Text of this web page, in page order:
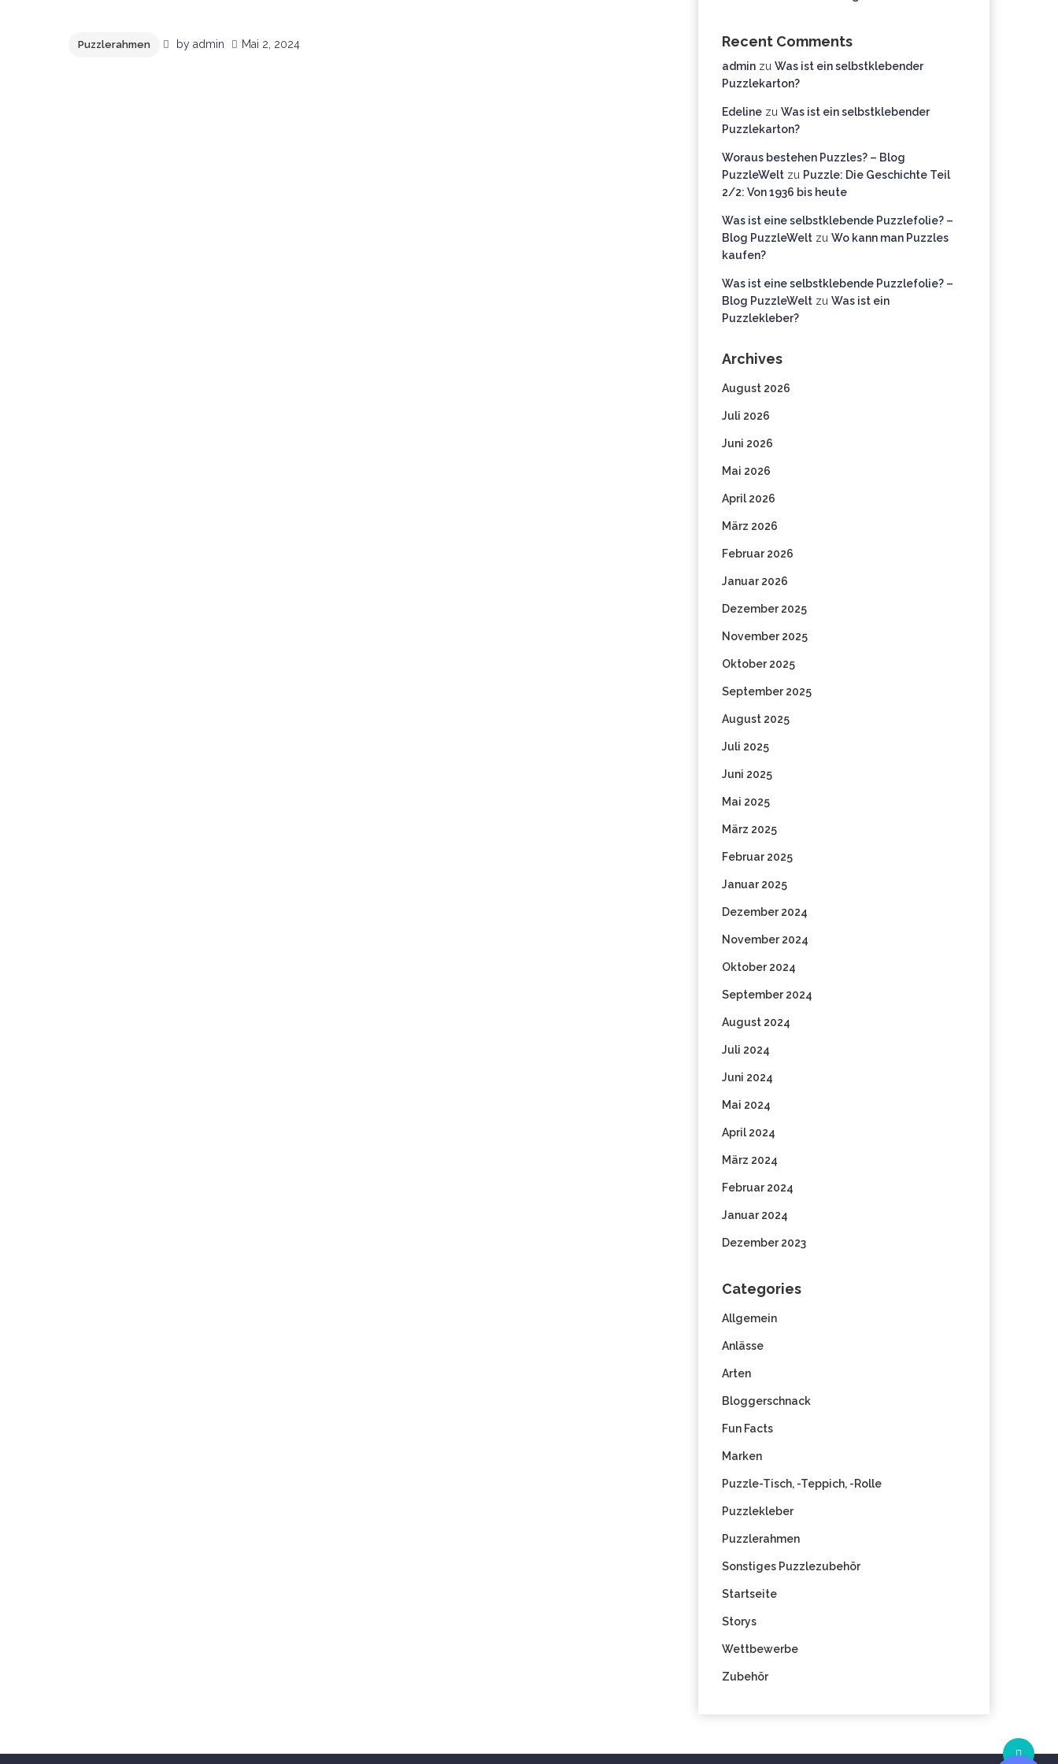
Puzzlerahmen by admin Mai 2, 2024 Recent Comments
admin zu Was ist ein selbstklebender
Puzzlekarton?
Edeline zu Was ist ein selbstklebender
Puzzlekarton?
Woraus bestehen Puzzles? – Blog
PuzzleWelt zu Puzzle: Die Geschichte Teil
2/2: Von 1936 bis heute
Was ist eine selbstklebende Puzzlefolie? –
Blog PuzzleWelt zu Wo kann man Puzzles
kaufen?
Was ist eine selbstklebende Puzzlefolie? –
Blog PuzzleWelt zu Was ist ein
Puzzlekleber?
Archives
August 2026
Juli 2026
Juni 2026
Mai 2026
April 2026
März 2026
Februar 2026
Januar 2026
Dezember 2025
November 2025
Oktober 2025
September 2025
August 2025
Juli 2025
Juni 2025
Mai 2025
März 2025
Februar 2025
Januar 2025
Dezember 2024
November 2024
Oktober 2024
September 2024
August 2024
Juli 2024
Juni 2024
Mai 2024
April 2024
März 2024
Februar 2024
Januar 2024
Dezember 2023
Categories
Allgemein
Anlässe
Arten
Bloggerschnack
Fun Facts
Marken
Puzzle-Tisch, -Teppich, -Rolle
Puzzlekleber
Puzzlerahmen
Sonstiges Puzzlezubehör
Startseite
Storys
Wettbewerbe
Zubehör